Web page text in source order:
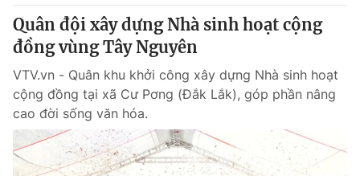
Quân đội xây dựng Nhà sinh hoạt cộng
đồng vùng Tây Nguyên
VTV.vn - Quân khu khởi công xây dựng Nhà sinh hoạt
cộng đồng tại xã Cư Pơng (Đắk Lắk), góp phần nâng
cao đời sống văn hóa.